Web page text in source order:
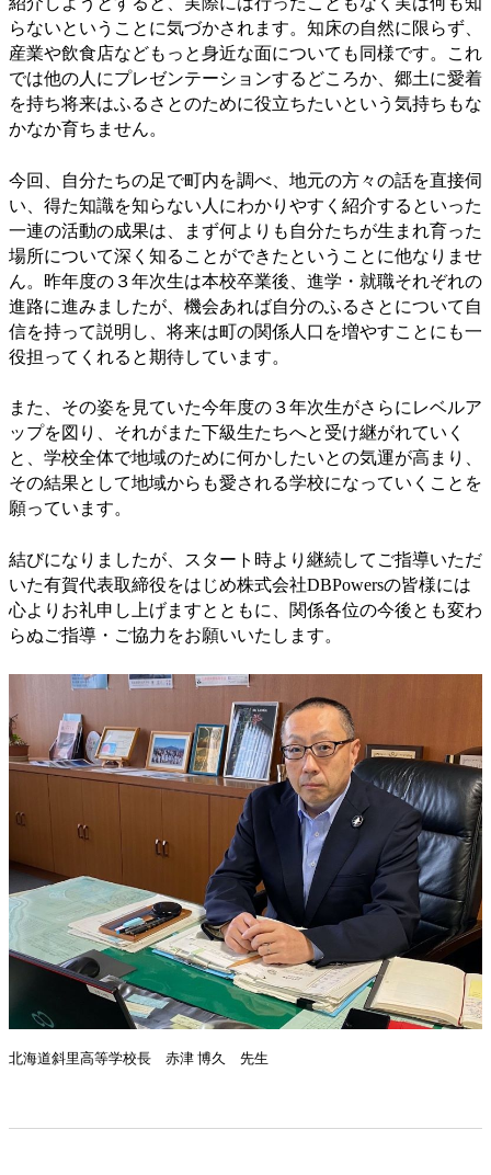
らないということに気づかされます。知床の自然に限らず、
産業や飲食店などもっと身近な面についても同様です。これ
では他の人にプレゼンテーションするどころか、郷土に愛着
を持ち将来はふるさとのために役立ちたいという気持ちもな
かなか育ちません。
今回、自分たちの足で町内を調べ、地元の方々の話を直接伺
い、得た知識を知らない人にわかりやすく紹介するといった
一連の活動の成果は、まず何よりも自分たちが生まれ育った
場所について深く知ることができたということに他なりませ
ん。昨年度の３年次生は本校卒業後、進学・就職それぞれの
進路に進みましたが、機会あれば自分のふるさとについて自
信を持って説明し、将来は町の関係人口を増やすことにも一
役担ってくれると期待しています。
また、その姿を見ていた今年度の３年次生がさらにレベルア
ップを図り、それがまた下級生たちへと受け継がれていく
と、学校全体で地域のために何かしたいとの気運が高まり、
その結果として地域からも愛される学校になっていくことを
願っています。
結びになりましたが、スタート時より継続してご指導いただ
いた有賀代表取締役をはじめ株式会社DBPowersの皆様には
心よりお礼申し上げますとともに、関係各位の今後とも変わ
らぬご指導・ご協力をお願いいたします。
北海道斜里高等学校長 赤津 博久 先生